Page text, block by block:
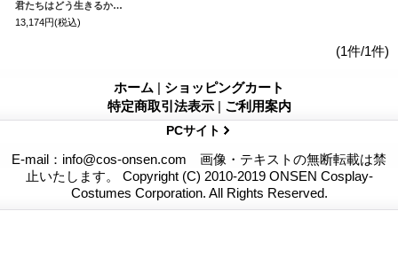
君たちはどう生きるか 女主人公 コスプレ衣装
13,174円(税込)
(1件/1件)
ホーム | ショッピングカート
特定商取引法表示 | ご利用案内
PCサイト
E-mail：info@cos-onsen.com 画像・テキストの無断転載は禁
止いたします。 Copyright (C) 2010-2019 ONSEN Cosplay-
Costumes Corporation. All Rights Reserved.